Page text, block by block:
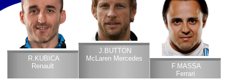
R.KUBICA
Renault
J.BUTTON
McLaren Mercedes
F.MASSA
Ferrari